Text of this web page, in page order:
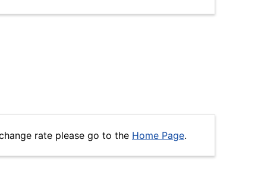
rate please go to the Home Page.